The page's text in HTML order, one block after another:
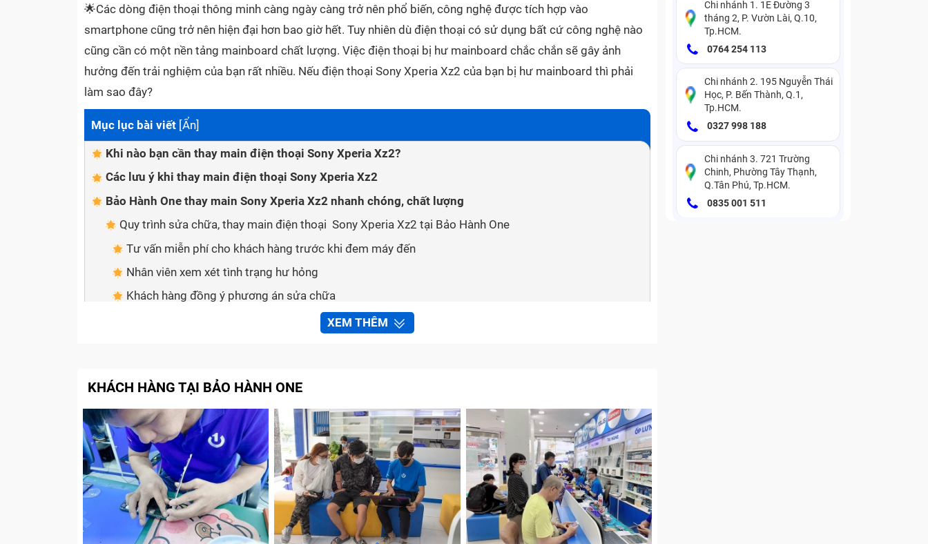
🌟Các dòng điện thoại thông minh càng ngày càng trở nên phổ biến, công nghệ được tích hợp vào
smartphone cũng trở nên hiện đại hơn bao giờ hết. Tuy nhiên dù điện thoại có sử dụng bất cứ công nghệ nào
cũng cần có một nền tảng mainboard chất lượng. Việc điện thoại bị hư mainboard chắc chắn sẽ gây ảnh
hưởng đến trải nghiệm của bạn rất nhiều. Nếu điện thoại Sony Xperia Xz2 của bạn bị hư mainboard thì phải
làm sao đây?
Mục lục bài viết [Ẩn]
Khi nào bạn cần thay main điện thoại Sony Xperia Xz2?
Các lưu ý khi thay main điện thoại Sony Xperia Xz2
Bảo Hành One thay main Sony Xperia Xz2 nhanh chóng, chất lượng
Quy trình sửa chữa, thay main điện thoại Sony Xperia Xz2 tại Bảo Hành One
Tư vấn miễn phí cho khách hàng trước khi đem máy đến
Nhân viên xem xét tình trạng hư hỏng
Khách hàng đồng ý phương án sửa chữa
Khi nào bạn cần thay main điện thoại Sony Xperia Xz2?
Vấn đề nào cũng có những dấu hiệu để chúng ta nhận biết ra nó. Những dấu hiệu cho thấy main điện thoại gặp
vấn đề cũng hết sức đặc trưng:
Máy đang sử dụng bị sập nguồn: Lỗi này có thể do nguồn pin của máy gây lên nhưng khả năng cao vẫn là
do main
Trong quá trình sử dụng máy nóng rất nhanh và pin “tụt dốc không phanh”
Máy không khởi động lên được
XEM THÊM
KHÁCH HÀNG TẠI BẢO HÀNH ONE
Chi nhánh 1. 1E Đường 3
tháng 2, P. Vườn Lài, Q.10,
Tp.HCM.
0764 254 113
Chi nhánh 2. 195 Nguyễn Thái
Học, P. Bến Thành, Q.1,
Tp.HCM.
0327 998 188
Chi nhánh 3. 721 Trường
Chinh, Phường Tây Thạnh,
Q.Tân Phú, Tp.HCM.
0835 001 511